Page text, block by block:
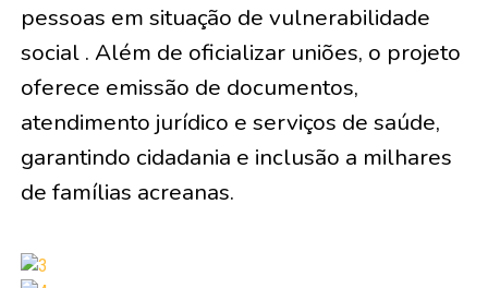
pessoas em situação de vulnerabilidade
social . Além de oficializar uniões, o projeto
oferece emissão de documentos,
atendimento jurídico e serviços de saúde,
garantindo cidadania e inclusão a milhares
de famílias acreanas.